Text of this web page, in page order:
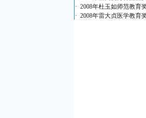
· 2008年杜玉如师范教育
· 2008年雷大贞医学教育